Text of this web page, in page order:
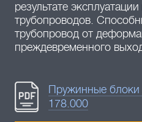
результате
трубопроводов.
трубопровод от
преждевременного
Пружинные
178.000